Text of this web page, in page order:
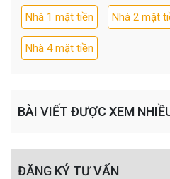
Nhà 1 mặt tiền Nhà 2 mặt
Nhà 4 mặt tiền
BÀI VIẾT ĐƯỢC XEM
ĐĂNG KÝ TƯ VẤN